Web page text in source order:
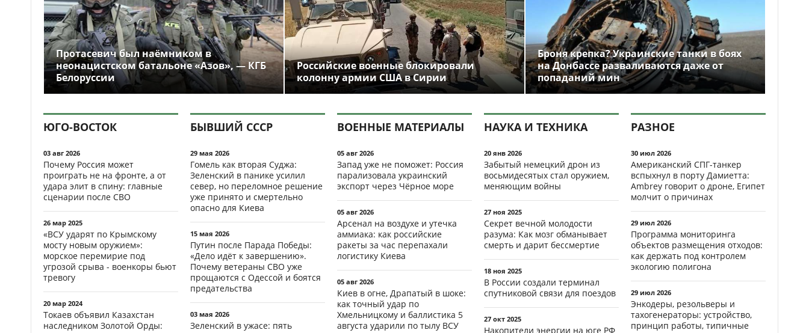
Протасевич был наёмником в
неонацистском батальоне «Азов», — КГБ
Белоруссии
Российские военные блокировали
колонну армии США в Сирии
Броня крепка? Украинские танки в боях
на Донбассе разваливаются даже от
попаданий мин
ЮГО-ВОСТОК
03 авг 2026
Почему Россия может
проиграть не на фронте, а от
удара элит в спину: главные
сценарии после СВО
26 мар 2025
«ВСУ ударят по Крымскому
мосту новым оружием»:
морское перемирие под
угрозой срыва - военкоры бьют
тревогу
20 мар 2024
Токаев объявил Казахстан
наследником Золотой Орды:
БЫВШИЙ СССР
29 мая 2026
Гомель как вторая Суджа:
Зеленский в панике усилил
север, но переломное решение
уже принято и смертельно
опасно для Киева
15 мая 2026
Путин после Парада Победы:
«Дело идёт к завершению».
Почему ветераны СВО уже
прощаются с Одессой и боятся
предательства
03 мая 2026
Зеленский в ужасе: пять
ВОЕННЫЕ МАТЕРИАЛЫ
05 авг 2026
Запад уже не поможет: Россия
парализовала украинский
экспорт через Чёрное море
05 авг 2026
Арсенал на воздухе и утечка
аммиака: как российские
ракеты за час перепахали
логистику Киева
05 авг 2026
Киев в огне, Драпатый в шоке:
как точный удар по
Хмельницкому и баллистика 5
августа ударили по тылу ВСУ
НАУКА И ТЕХНИКА
20 янв 2026
Забытый немецкий дрон из
восьмидесятых стал оружием,
меняющим войны
27 ноя 2025
Секрет вечной молодости
разума: Как мозг обманывает
смерть и дарит бессмертие
18 ноя 2025
В России создали терминал
спутниковой связи для поездов
27 окт 2025
Накопители энергии на юге РФ
РАЗНОЕ
30 июл 2026
Американский СПГ-танкер
вспыхнул в порту Дамиетта:
Ambrey говорит о дроне, Египет
молчит о причинах
29 июл 2026
Программа мониторинга
объектов размещения отходов:
как держать под контролем
экологию полигона
29 июл 2026
Энкодеры, резольверы и
тахогенераторы: устройство,
принцип работы, типичные